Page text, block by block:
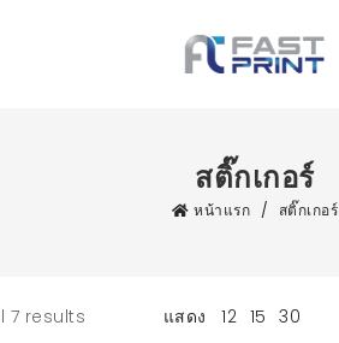
สติ๊กเกอร์
หน้าแรก / สติ๊กเกอร์
7 results แสดง 12 15 30